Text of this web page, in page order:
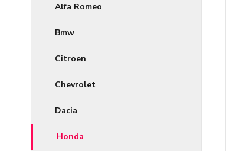
Alfa Romeo
Bmw
Citroen
Chevrolet
Dacia
Honda